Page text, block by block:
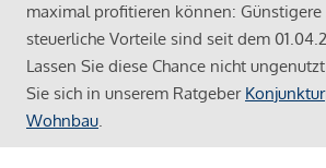
maximal profitieren können: Günstigere
steuerliche Vorteile sind seit dem
Lassen Sie diese Chance nicht
Sie sich in unserem Ratgeber
Wohnbau.